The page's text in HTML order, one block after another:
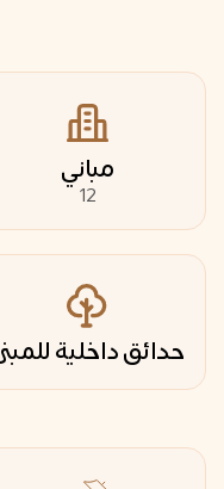
مباني
12
حدائق داخلية للمبنى